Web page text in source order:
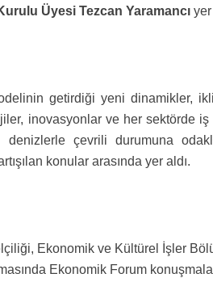
Üyesi Tezcan Yaramancı yer
getirdiği yeni dinamikler,
inovasyonlar ve her sektörde iş
denizlerle çevrili durumuna
konular arasında yer aldı.
Ekonomik ve Kültürel İşler
Ekonomik Forum